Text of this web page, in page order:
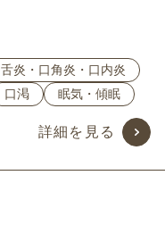
舌炎・口角炎・口内炎
口渇 眠気・傾眠
詳細を見る